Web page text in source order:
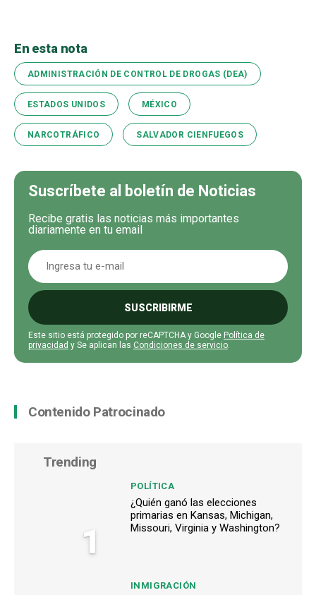
En esta nota
ADMINISTRACIÓN DE CONTROL DE DROGAS (DEA)
ESTADOS UNIDOS MÉXICO
NARCOTRÁFICO SALVADOR CIENFUEGOS
Suscríbete al boletín de Noticias
Recibe gratis las noticias más importantes
diariamente en tu email
SUSCRIBIRME
Este sitio está protegido por reCAPTCHA y Google Política de
privacidad y Se aplican las Condiciones de servicio.
Contenido Patrocinado
Trending
1
POLÍTICA
¿Quién ganó las elecciones
primarias en Kansas, Michigan,
Missouri, Virginia y Washington?
INMIGRACIÓN